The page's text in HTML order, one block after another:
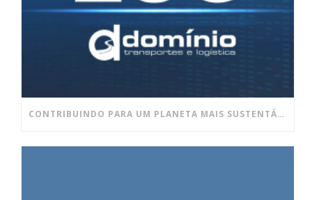
CONTRIBUINDO PARA UM PLANETA MAIS SUSTENTÁVEL E UM AMBIENTE DE TRABALHO MAIS SAUDÁVEL!